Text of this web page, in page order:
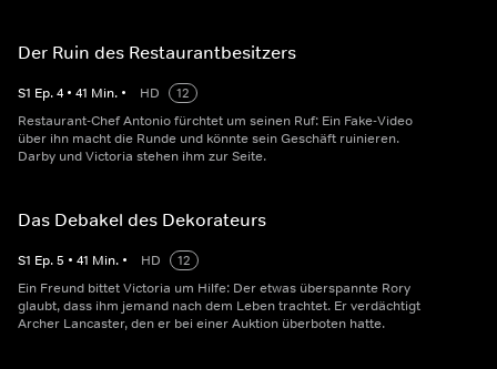
Der Ruin des Restaurantbesitzers
S1 Ep.4 • 41 Min. • HD
12
Restaurant-Chef Antonio fürchtet um seinen Ruf: Ein Fake-Video
über ihn macht die Runde und könnte sein Geschäft ruinieren.
Darby und Victoria stehen ihm zur Seite.
Das Debakel des Dekorateurs
S1 Ep.5 • 41 Min. • HD
12
Ein Freund bittet Victoria um Hilfe: Der etwas überspannte Rory
glaubt, dass ihm jemand nach dem Leben trachtet. Er verdächtigt
Archer Lancaster, den er bei einer Auktion überboten hatte.